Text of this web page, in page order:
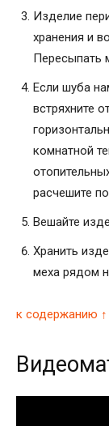
Изделие
хранения и
Пересыпать
Если шуба
встряхните
комнатной
расчешите
Вешайте
Хранить
меха рядом
к содержанию ↑